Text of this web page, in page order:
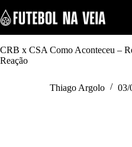
k
i
p
t
o
CRB x CSA Como Aconteceu –
Reação
Thiago Argolo 03/